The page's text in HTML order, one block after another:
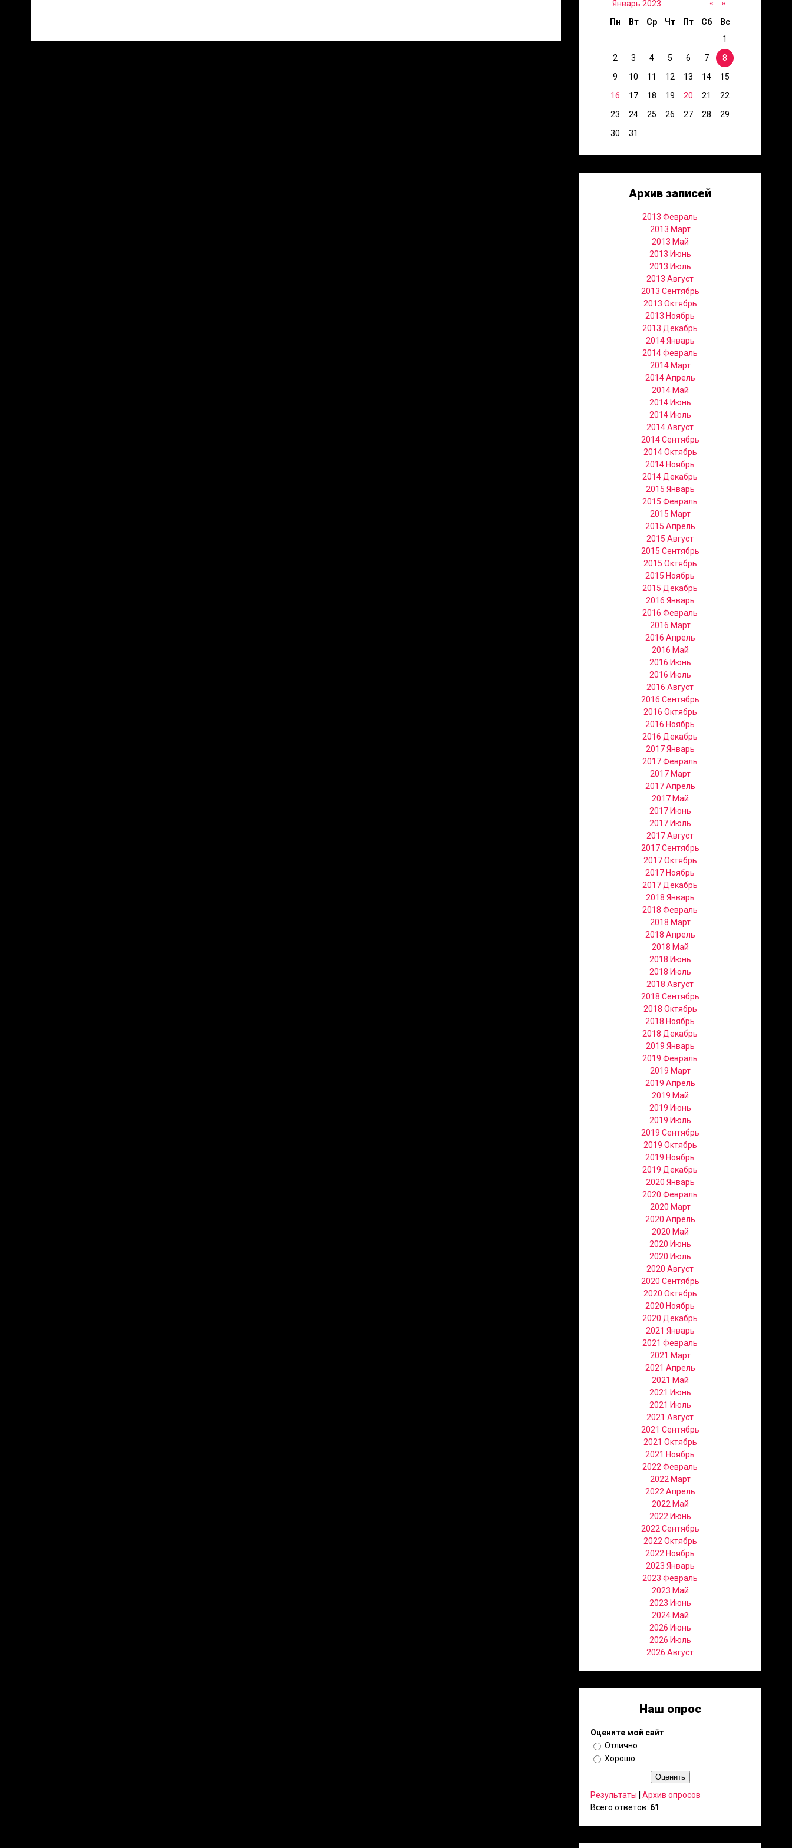
«
Январь 2023 »
Пн Вт Ср Чт Пт Сб
Вс
1
2
3 4 5 6 7
8
9
10 11 12 13 14
15
16
17 18 19 20 21
22
23
24 25 26 27 28
29
30
31
Архив записей
2013 Февраль
2013 Март
2013 Май
2013 Июнь
2013 Июль
2013 Август
2013 Сентябрь
2013 Октябрь
2013 Ноябрь
2013 Декабрь
2014 Январь
2014 Февраль
2014 Март
2014 Апрель
2014 Май
2014 Июнь
2014 Июль
2014 Август
2014 Сентябрь
2014 Октябрь
2014 Ноябрь
2014 Декабрь
2015 Январь
2015 Февраль
2015 Март
2015 Апрель
2015 Август
2015 Сентябрь
2015 Октябрь
2015 Ноябрь
2015 Декабрь
2016 Январь
2016 Февраль
2016 Март
2016 Апрель
2016 Май
2016 Июнь
2016 Июль
2016 Август
2016 Сентябрь
2016 Октябрь
2016 Ноябрь
2016 Декабрь
2017 Январь
2017 Февраль
2017 Март
2017 Апрель
2017 Май
2017 Июнь
2017 Июль
2017 Август
2017 Сентябрь
2017 Октябрь
2017 Ноябрь
2017 Декабрь
2018 Январь
2018 Февраль
2018 Март
2018 Апрель
2018 Май
2018 Июнь
2018 Июль
2018 Август
2018 Сентябрь
2018 Октябрь
2018 Ноябрь
2018 Декабрь
2019 Январь
2019 Февраль
2019 Март
2019 Апрель
2019 Май
2019 Июнь
2019 Июль
2019 Сентябрь
2019 Октябрь
2019 Ноябрь
2019 Декабрь
2020 Январь
2020 Февраль
2020 Март
2020 Апрель
2020 Май
2020 Июнь
2020 Июль
2020 Август
2020 Сентябрь
2020 Октябрь
2020 Ноябрь
2020 Декабрь
2021 Январь
2021 Февраль
2021 Март
2021 Апрель
2021 Май
2021 Июнь
2021 Июль
2021 Август
2021 Сентябрь
2021 Октябрь
2021 Ноябрь
2022 Февраль
2022 Март
2022 Апрель
2022 Май
2022 Июнь
2022 Сентябрь
2022 Октябрь
2022 Ноябрь
2023 Январь
2023 Февраль
2023 Май
2023 Июнь
2024 Май
2026 Июнь
2026 Июль
2026 Август
Наш опрос
Оцените мой сайт
Отлично
Хорошо
Результаты
Архив опросов
Всего ответов: 61